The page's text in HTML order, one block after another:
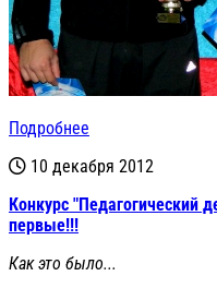
Подробнее
10 декабря 2012
Конкурс
первые!!!
Как это было...